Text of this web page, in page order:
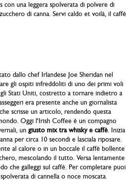
con una leggera spolverata di polvere di
di canna. Servi caldo et voilà, il caffè
dallo chef Irlandese Joe Sheridan nel
gli ospiti infreddoliti di uno dei primi voli
gli Stati Uniti, costretto a tornare indietro a
era presente anche un giornalista
scrisse un articolo, rendendo questa
Oggi l'Irish Coffee è un compagno
un giusto mix tra whisky e caffè. Inizia
per circa 10 secondi e lasciala riposare.
al calore o in un boccale il caffè bollente
mescolando il tutto. Versa lentamente
che galleggi sul caffè. Per completare puoi
di cannella o noce moscata.